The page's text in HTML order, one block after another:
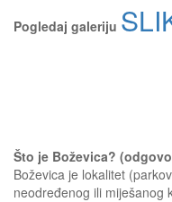
Pogledaj galeriju
Što je Boževica?
Boževica je lokalitet
neodređenog ili miješanog